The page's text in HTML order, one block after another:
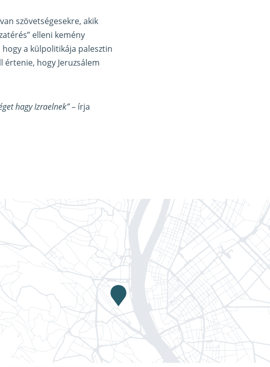
szövetségesekre, akik
elleni kemény
a külpolitikája palesztin
hogy Jeruzsálem
hagy Izraelnek”– írja